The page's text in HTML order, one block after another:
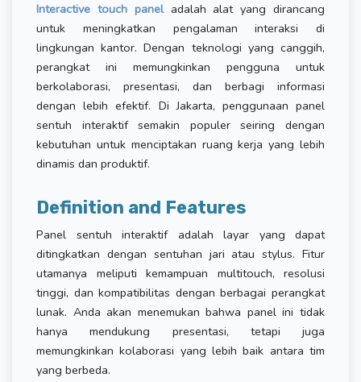
Interactive touch paneladalah alat yang dirancang
untuk meningkatkan pengalaman interaksi di
lingkungan kantor. Dengan teknologi yang canggih,
perangkat ini memungkinkan pengguna untuk
berkolaborasi, presentasi, dan berbagi informasi
dengan lebih efektif. Di Jakarta, penggunaan panel
sentuh interaktif semakin populer seiring dengan
kebutuhan untuk menciptakan ruang kerja yang lebih
dinamis dan produktif.
Definition and Features
Panel sentuh interaktif adalah layar yang dapat
ditingkatkan dengan sentuhan jari atau stylus. Fitur
utamanya meliputi kemampuan multitouch, resolusi
tinggi, dan kompatibilitas dengan berbagai perangkat
lunak. Anda akan menemukan bahwa panel ini tidak
hanya mendukung presentasi, tetapi juga
memungkinkan kolaborasi yang lebih baik antara tim
yang berbeda.